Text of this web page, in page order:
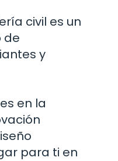
civil es un
de
y
en la
para ti en